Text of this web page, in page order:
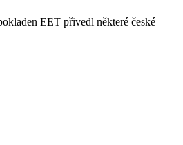
EET přivedl některé české